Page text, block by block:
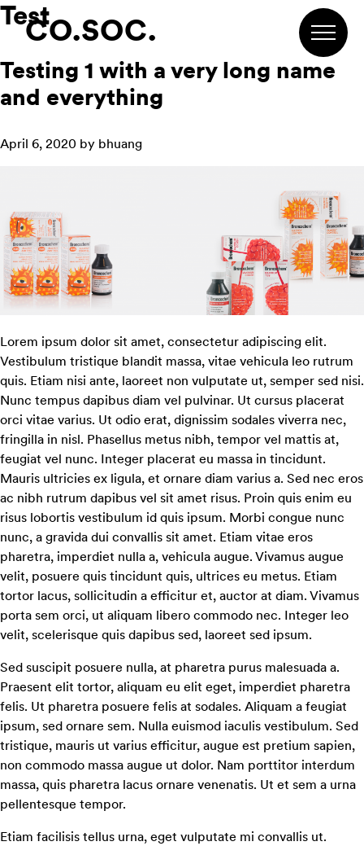
Skip
to
navigation
Skip
to
content
Skip
to
CO.SOC.
Test
Testing 1 with a very long name
and everything
April 6, 2020 by bhuang
Lorem ipsum dolor sit amet, consectetur adipiscing elit.
Vestibulum tristique blandit massa, vitae vehicula leo rutrum
quis. Etiam nisi ante, laoreet non vulputate ut, semper sed nisi.
Nunc tempus dapibus diam vel pulvinar. Ut cursus placerat
orci vitae varius. Ut odio erat, dignissim sodales viverra nec,
fringilla in nisl. Phasellus metus nibh, tempor vel mattis at,
feugiat vel nunc. Integer placerat eu massa in tincidunt.
Mauris ultricies ex ligula, et ornare diam varius a. Sed nec eros
ac nibh rutrum dapibus vel sit amet risus. Proin quis enim eu
risus lobortis vestibulum id quis ipsum. Morbi congue nunc
nunc, a gravida dui convallis sit amet. Etiam vitae eros
pharetra, imperdiet nulla a, vehicula augue. Vivamus augue
velit, posuere quis tincidunt quis, ultrices eu metus. Etiam
tortor lacus, sollicitudin a efficitur et, auctor at diam. Vivamus
porta sem orci, ut aliquam libero commodo nec. Integer leo
velit, scelerisque quis dapibus sed, laoreet sed ipsum.
Sed suscipit posuere nulla, at pharetra purus malesuada a.
Praesent elit tortor, aliquam eu elit eget, imperdiet pharetra
felis. Ut pharetra posuere felis at sodales. Aliquam a feugiat
ipsum, sed ornare sem. Nulla euismod iaculis vestibulum. Sed
tristique, mauris ut varius efficitur, augue est pretium sapien,
non commodo massa augue ut dolor. Nam porttitor interdum
massa, quis pharetra lacus ornare venenatis. Ut et sem a urna
pellentesque tempor.
Etiam facilisis tellus urna, eget vulputate mi convallis ut.